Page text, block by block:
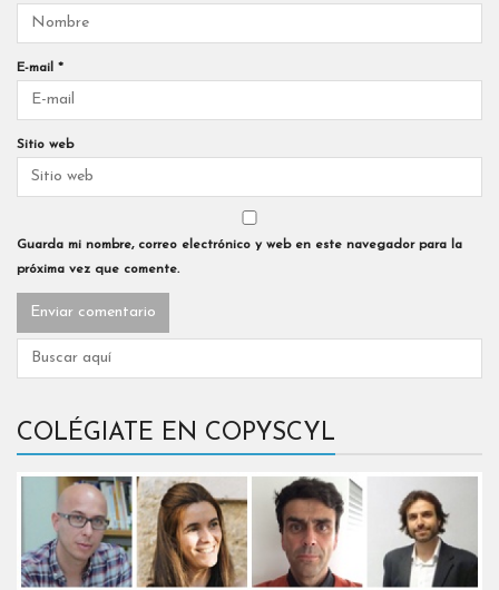
E-mail *
Sitio web
Guarda mi nombre, correo electrónico y web en este navegador para la
próxima vez que comente.
COLÉGIATE EN COPYSCYL